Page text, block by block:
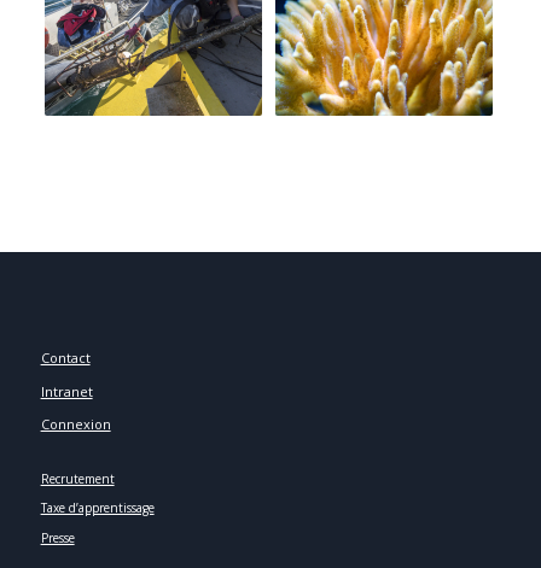
Contact
Intranet
Connexion
Recrutement
Taxe d’apprentissage
Presse